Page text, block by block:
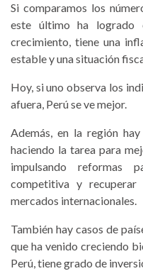
Si comparamos los
este último ha logrado
crecimiento, tiene una
estable y una situación
Hoy, si uno observa los
afuera, Perú se ve mejor.
Además, en la región
haciendo la tarea para
impulsando reformas
competitiva y
mercados internacionales.
También hay casos de
que ha venido creciendo
Perú, tiene grado de